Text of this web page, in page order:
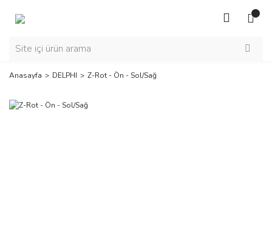
Anasayfa DELPHI Z-Rot - Ön - Sol/Sağ